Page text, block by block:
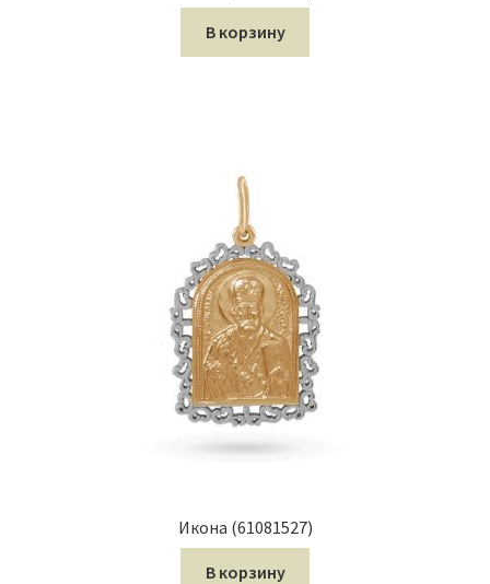
В корзину
Икона (61081527)
В корзину